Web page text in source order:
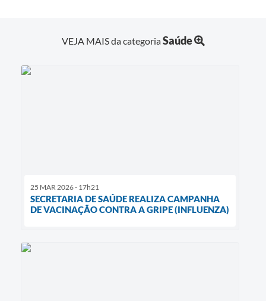
VEJA MAIS da categoriaSaúde
25 MAR 2026 - 17h21
SECRETARIA DE SAÚDE REALIZA CAMPANHA
DE VACINAÇÃO CONTRA A GRIPE (INFLUENZA)